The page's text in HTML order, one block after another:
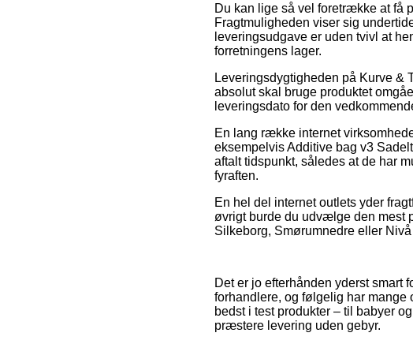
Du kan lige så vel foretrække at få
Fragtmuligheden viser sig
leveringsudgave er uden tvivl at
forretningens lager.
Leveringsdygtigheden på Kurve
absolut skal bruge produktet
leveringsdato for den
En lang række internet
eksempelvis Additive bag v3
aftalt tidspunkt, således at de har
fyraften.
En hel del internet outlets yder
øvrigt burde du udvælge den mest
Silkeborg, Smørumnedre eller
Det er jo efterhånden yderst smart
forhandlere, og følgelig har
bedst i test produkter – til babyer
præstere levering uden gebyr.